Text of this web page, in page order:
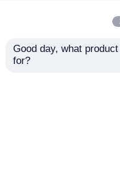
Good day, what
for?